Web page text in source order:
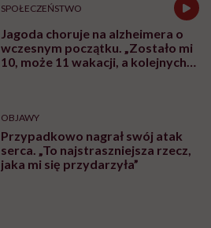
SPOŁECZEŃSTWO
Jagoda choruje na alzheimera o
wczesnym początku. „Zostało mi
10, może 11 wakacji, a kolejnych
OBJAWY
Przypadkowo nagrał swój atak
serca. „To najstraszniejsza rzecz,
jaka mi się przydarzyła”